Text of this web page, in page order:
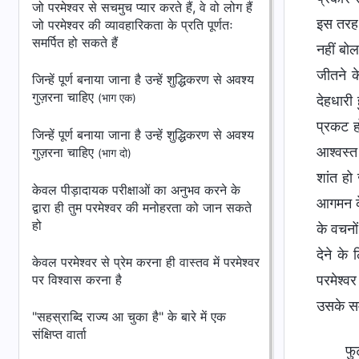
जो परमेश्वर से सचमुच प्यार करते हैं, वे वो लोग हैं
जो परमेश्वर की व्यावहारिकता के प्रति पूर्णतः
समर्पित हो सकते हैं
जिन्हें पूर्ण बनाया जाना है उन्हें शुद्धिकरण से अवश्य
गुज़रना चाहिए (भाग एक)
जिन्हें पूर्ण बनाया जाना है उन्हें शुद्धिकरण से अवश्य
गुज़रना चाहिए (भाग दो)
केवल पीड़ादायक परीक्षाओं का अनुभव करने के
द्वारा ही तुम परमेश्वर की मनोहरता को जान सकते
हो
केवल परमेश्वर से प्रेम करना ही वास्तव में परमेश्वर
पर विश्वास करना है
"सहस्राब्दि राज्य आ चुका है" के बारे में एक
संक्षिप्त वार्ता
इस तरह
नहीं
जीतने
प्रकट
शांत
आगमन
के
देने के
उसके